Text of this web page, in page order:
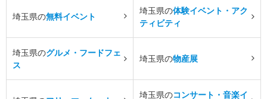
埼玉県の無料イベント
埼玉県の体験イベント・アク
ティビティ
埼玉県のグルメ・フードフェ
ス
埼玉県の物産展
埼玉県のコンサート・音楽イ